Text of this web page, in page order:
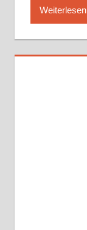
Weiterlesen